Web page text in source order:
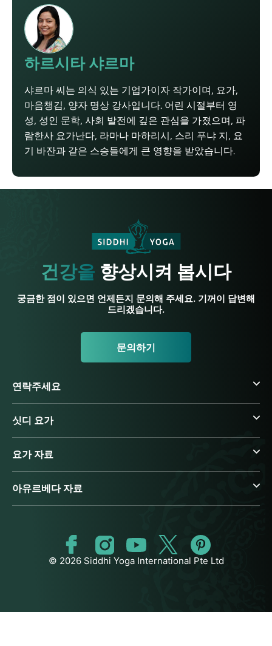
하르시타 샤르마
샤르마 씨는 의식 있는 기업가이자 작가이며, 요가,
마음챙김, 양자 명상 강사입니다. 어린 시절부터 영
성, 성인 문학, 사회 발전에 깊은 관심을 가졌으며, 파
람한사 요가난다, 라마나 마하리시, 스리 푸냐 지, 요
기 바잔과 같은 스승들에게 큰 영향을 받았습니다.
건강을 향상시켜 봅시다
궁금한 점이 있으면 언제든지 문의해 주세요. 기꺼이 답변해
드리겠습니다.
문의하기
연락주세요
싯디 요가
요가 자료
아유르베다 자료
© 2026 Siddhi Yoga International Pte Ltd